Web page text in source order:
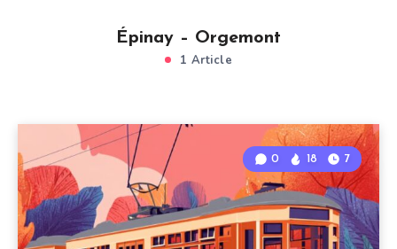
Épinay – Orgemont
1 Article
0 18 7